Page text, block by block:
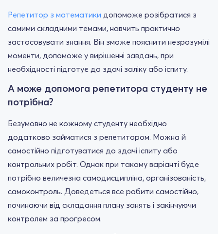
Репетитор з математики допоможе розібратися з
самими складними темами, навчить практично
застосовувати знання. Він зможе пояснити незрозумілі
моменти, допоможе у вирішенні завдань, при
необхідності підготує до здачі заліку або іспиту.
А може допомога репетитора студенту не
потрібна?
Безумовно не кожному студенту необхідно
додатково займатися з репетитором. Можна й
самостійно підготуватися до здачі іспиту або
контрольних робіт. Однак при такому варіанті буде
потрібно величезна самодисципліна, організованість,
самоконтроль. Доведеться все робити самостійно,
починаючи від складання плану занять і закінчуючи
контролем за прогресом.